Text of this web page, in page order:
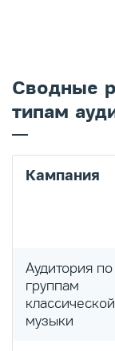
Сводные
типам
Кампания
Аудитория по
группам
классической
музыки